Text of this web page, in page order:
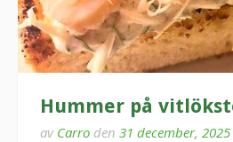
Hummer på
av Carro den 31 december, 2025